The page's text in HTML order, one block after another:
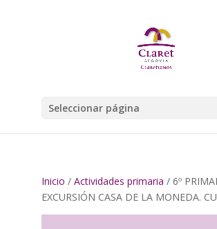
Seleccionar página
Inicio / Actividades primaria / 6º
EXCURSIÓN CASA DE LA MONEDA.